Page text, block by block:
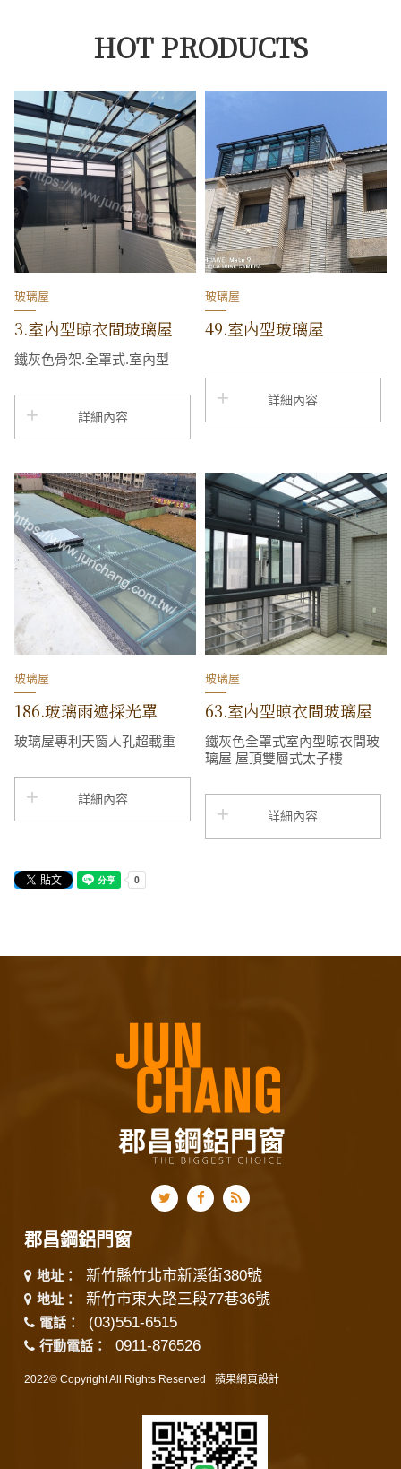
HOT PRODUCTS
玻璃屋
3.室內型晾衣間玻璃屋
鐵灰色骨架.全罩式.室內型
詳細內容
玻璃屋
49.室內型玻璃屋
詳細內容
玻璃屋
186.玻璃雨遮採光罩
玻璃屋專利天窗人孔超載重
詳細內容
玻璃屋
63.室內型晾衣間玻璃屋
鐵灰色全罩式室內型晾衣間玻
璃屋 屋頂雙層式太子樓
詳細內容
郡昌鋼鋁門窗
地址： 新竹縣竹北市新溪街380號
地址： 新竹市東大路三段77巷36號
電話： (03)551-6515
行動電話： 0911-876526
2022© Copyright All Rights Reserved 蘋果網頁設計